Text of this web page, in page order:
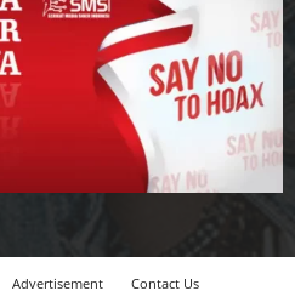
Advertisement Contact Us